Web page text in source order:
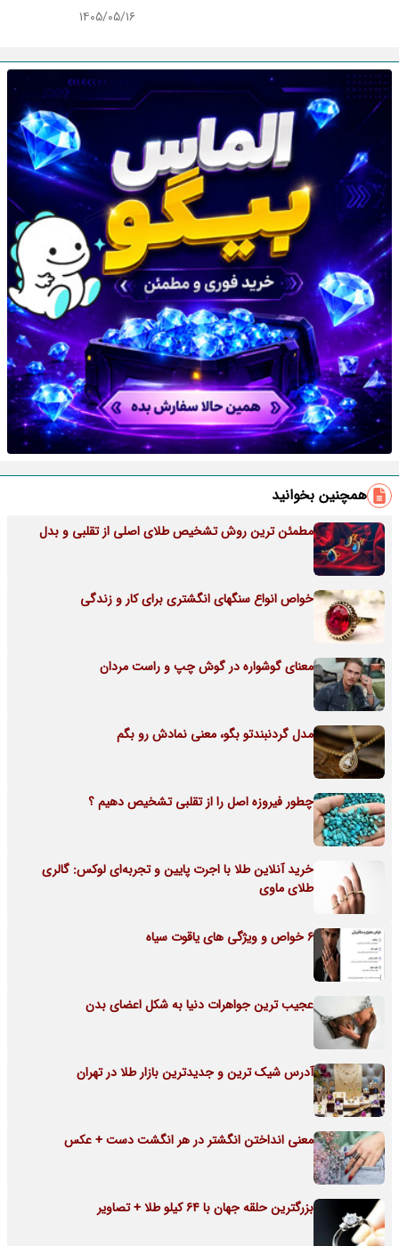
۱۴۰۵/۰۵/۱۶
همچنین بخوانید
مطمئن ترین روش تشخیص طلای اصلی از تقلبی و بدل
خواص انواع سنگهای انگشتری برای کار و زندگی
معنای گوشواره در گوش چپ و راست مردان
مدل گردنبندتو بگو، معنی نمادش رو بگم
چطور فیروزه اصل را از تقلبی تشخیص دهیم ؟
خرید آنلاین طلا با اجرت پایین و تجربه‌ای لوکس: گالری
طلای ماوی
6 خواص و ویژگی های یاقوت سیاه
عجیب ترین جواهرات دنیا به شکل اعضای بدن
آدرس شیک ترین و جدیدترین بازار طلا در تهران
معنی انداختن انگشتر در هر انگشت دست + عکس
بزرگترین حلقه جهان با 64 کیلو طلا + تصاویر